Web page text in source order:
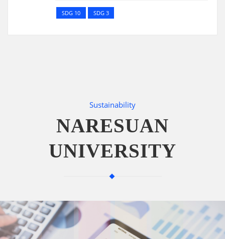
SDG 10 SDG 3
Sustainability
NARESUAN
UNIVERSITY